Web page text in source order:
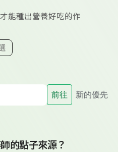
能種出營養好吃的作
前往 新的優先
的點子來源？